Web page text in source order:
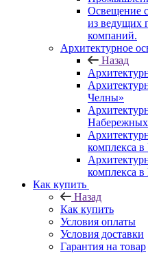
Освещение
из ведущих
компаний.
Архитектурное
Назад
Челны»
комплекса
комплекса
Как купить
Назад
Как купить
Условия оплаты
Условия доставки
Гарантия на товар